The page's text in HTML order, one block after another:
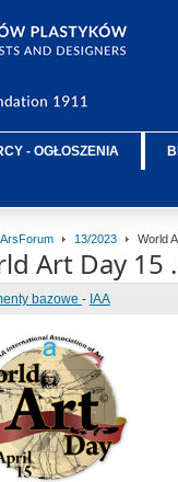
- OGŁOSZENIA
ArsForum 13/2023 World
Art Day 15
bazowe - IAA